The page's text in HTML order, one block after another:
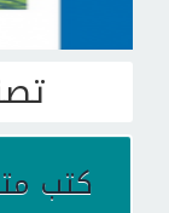
كتب